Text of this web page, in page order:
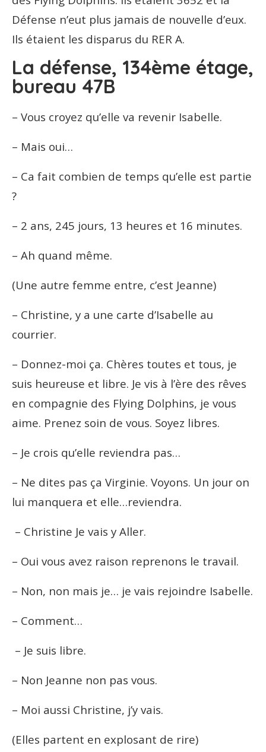
Défense n’eut plus jamais de nouvelle d’eux.
Ils étaient les disparus du RER A.
La défense, 134ème étage,
bureau 47B
– Vous croyez qu’elle va revenir Isabelle.
– Mais oui…
– Ca fait combien de temps qu’elle est partie
?
– 2 ans, 245 jours, 13 heures et 16 minutes.
– Ah quand même.
(Une autre femme entre, c’est Jeanne)
– Christine, y a une carte d’Isabelle au
courrier.
– Donnez-moi ça. Chères toutes et tous, je
suis heureuse et libre. Je vis à l’ère des rêves
en compagnie des Flying Dolphins, je vous
aime. Prenez soin de vous. Soyez libres.
– Je crois qu’elle reviendra pas…
– Ne dites pas ça Virginie. Voyons. Un jour on
lui manquera et elle…reviendra.
– Christine Je vais y Aller.
– Oui vous avez raison reprenons le travail.
– Non, non mais je… je vais rejoindre Isabelle.
– Comment…
– Je suis libre.
– Non Jeanne non pas vous.
– Moi aussi Christine, j’y vais.
(Elles partent en explosant de rire)